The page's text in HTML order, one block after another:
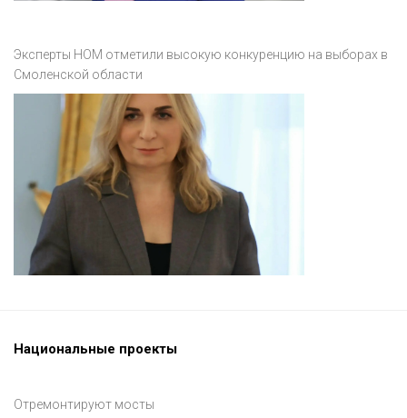
Эксперты НОМ отметили высокую конкуренцию на выборах в
Смоленской области
Национальные проекты
Отремонтируют мосты